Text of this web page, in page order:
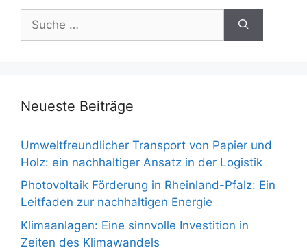
nach:
Neueste Beiträge
Umweltfreundlicher Transport von Papier und
Holz: ein nachhaltiger Ansatz in der Logistik
Photovoltaik Förderung in Rheinland-Pfalz: Ein
Leitfaden zur nachhaltigen Energie
Klimaanlagen: Eine sinnvolle Investition in
Zeiten des Klimawandels